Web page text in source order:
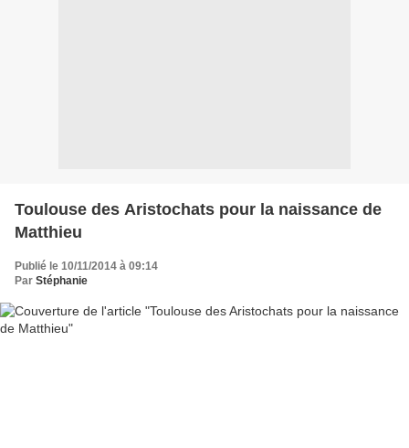
Toulouse des Aristochats pour la naissance de
Matthieu
Publié le 10/11/2014 à 09:14
Par Stéphanie